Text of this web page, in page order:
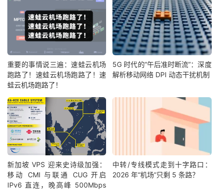
重要的事情说三遍：速蛙云机场
跑路了！速蛙云机场跑路了！速
蛙云机场跑路了！
5G 时代的“午后准时断流”：深度
解析移动网络 DPI 动态干扰机制
新加坡 VPS 迎来史诗级加强：
移动 CMI 与联通 CUG 开启
IPv6 直连，晚高峰 500Mbps
中转/专线模式走到十字路口：
2026 年“机场”只剩 5 条路？